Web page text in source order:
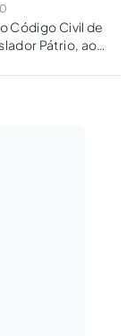
Código Civil de
Pátrio, ao
a restituir....